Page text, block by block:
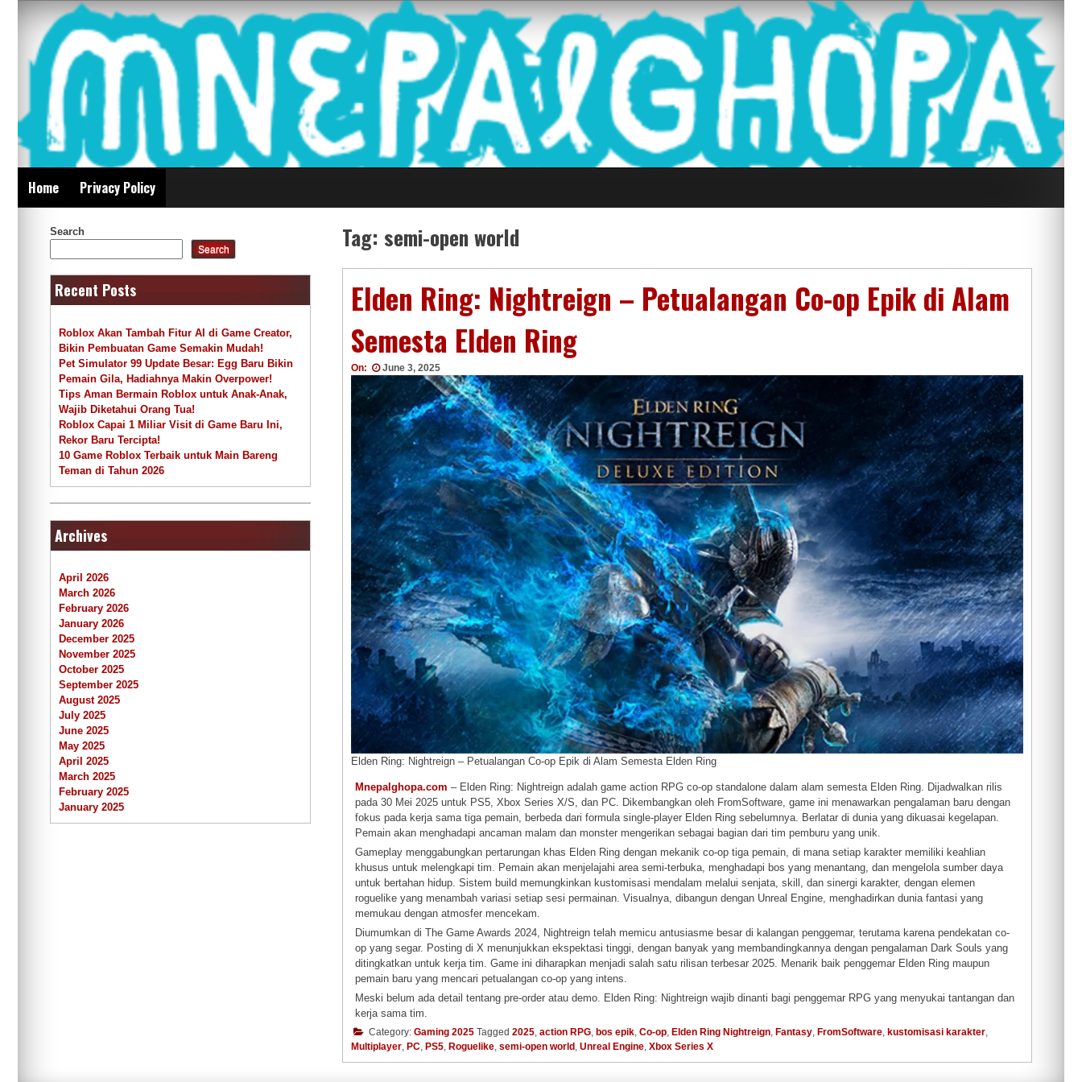
content
Mnepalghopa Review Game Terkini Paling Seluruh Di
Indonesia
Home Privacy Policy
Tag: semi-open world
Elden Ring: Nightreign – Petualangan Co-op Epik di Alam
Semesta Elden Ring
On: June 3, 2025
Elden Ring: Nightreign – Petualangan Co-op Epik di Alam Semesta Elden Ring
Mnepalghopa.com – Elden Ring: Nightreign adalah game action RPG co-op standalone dalam alam semesta Elden Ring. Dijadwalkan rilis
pada 30 Mei 2025 untuk PS5, Xbox Series X/S, dan PC. Dikembangkan oleh FromSoftware, game ini menawarkan pengalaman baru dengan
fokus pada kerja sama tiga pemain, berbeda dari formula single-player Elden Ring sebelumnya. Berlatar di dunia yang dikuasai kegelapan.
Pemain akan menghadapi ancaman malam dan monster mengerikan sebagai bagian dari tim pemburu yang unik.
Gameplay menggabungkan pertarungan khas Elden Ring dengan mekanik co-op tiga pemain, di mana setiap karakter memiliki keahlian
khusus untuk melengkapi tim. Pemain akan menjelajahi area semi-terbuka, menghadapi bos yang menantang, dan mengelola sumber daya
untuk bertahan hidup. Sistem build memungkinkan kustomisasi mendalam melalui senjata, skill, dan sinergi karakter, dengan elemen
roguelike yang menambah variasi setiap sesi permainan. Visualnya, dibangun dengan Unreal Engine, menghadirkan dunia fantasi yang
memukau dengan atmosfer mencekam.
Diumumkan di The Game Awards 2024, Nightreign telah memicu antusiasme besar di kalangan penggemar, terutama karena pendekatan co-
op yang segar. Posting di X menunjukkan ekspektasi tinggi, dengan banyak yang membandingkannya dengan pengalaman Dark Souls yang
ditingkatkan untuk kerja tim. Game ini diharapkan menjadi salah satu rilisan terbesar 2025. Menarik baik penggemar Elden Ring maupun
pemain baru yang mencari petualangan co-op yang intens.
Meski belum ada detail tentang pre-order atau demo. Elden Ring: Nightreign wajib dinanti bagi penggemar RPG yang menyukai tantangan dan
kerja sama tim.
Category: Gaming 2025 Tagged 2025, action RPG, bos epik, Co-op, Elden Ring Nightreign, Fantasy, FromSoftware, kustomisasi karakter,
Multiplayer, PC, PS5, Roguelike, semi-open world , Unreal Engine, Xbox Series X
Search
Search
Recent Posts
Roblox Akan Tambah Fitur AI di Game Creator,
Bikin Pembuatan Game Semakin Mudah!
Pet Simulator 99 Update Besar: Egg Baru Bikin
Pemain Gila, Hadiahnya Makin Overpower!
Tips Aman Bermain Roblox untuk Anak-Anak,
Wajib Diketahui Orang Tua!
Roblox Capai 1 Miliar Visit di Game Baru Ini,
Rekor Baru Tercipta!
10 Game Roblox Terbaik untuk Main Bareng
Teman di Tahun 2026
Archives
April 2026
March 2026
February 2026
January 2026
December 2025
November 2025
October 2025
September 2025
August 2025
July 2025
June 2025
May 2025
April 2025
March 2025
February 2025
January 2025